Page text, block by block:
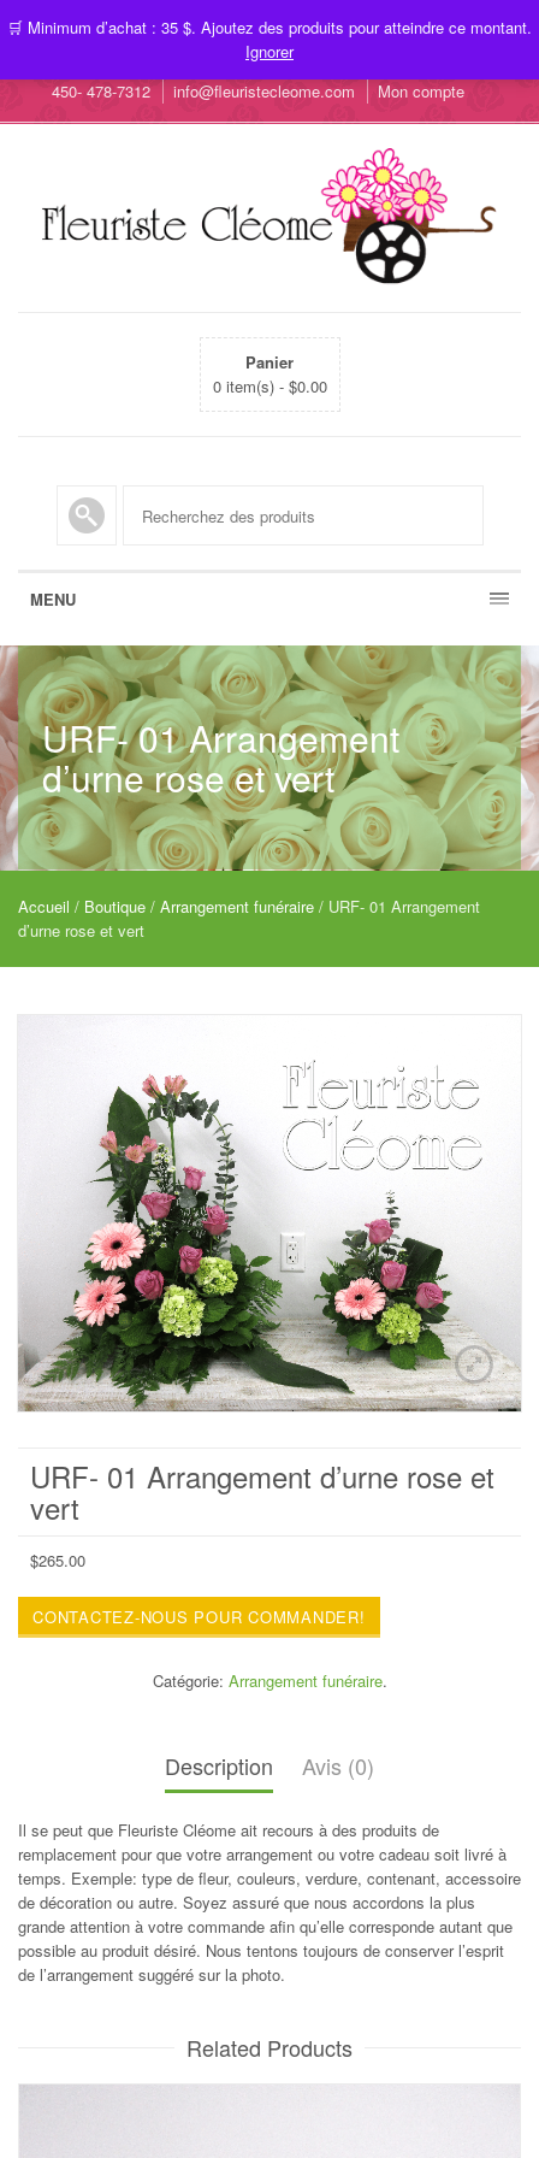
450- 478-7312 info@fleuristecleome.com Mon compte
Panier
0 item(s) - $0.00
MENU
URF- 01 Arrangement
d’urne rose et vert
Accueil / Boutique / Arrangement funéraire / URF- 01 Arrangement
d’urne rose et vert
URF- 01 Arrangement d’urne rose et
vert
$265.00
CONTACTEZ-NOUS POUR COMMANDER!
Catégorie: Arrangement funéraire.
Description Avis (0)
Il se peut que Fleuriste Cléome ait recours à des produits de
remplacement pour que votre arrangement ou votre cadeau soit livré à
temps. Exemple: type de fleur, couleurs, verdure, contenant, accessoire
de décoration ou autre. Soyez assuré que nous accordons la plus
grande attention à votre commande afin qu’elle corresponde autant que
possible au produit désiré. Nous tentons toujours de conserver l’esprit
de l’arrangement suggéré sur la photo.
Related Products
🛒 Minimum d’achat : 35 $. Ajoutez des produits pour atteindre ce montant.
Ignorer